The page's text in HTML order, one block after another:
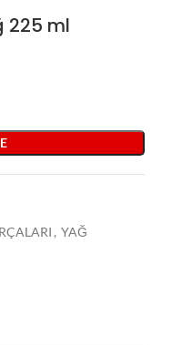
225 ml
, YAĞ